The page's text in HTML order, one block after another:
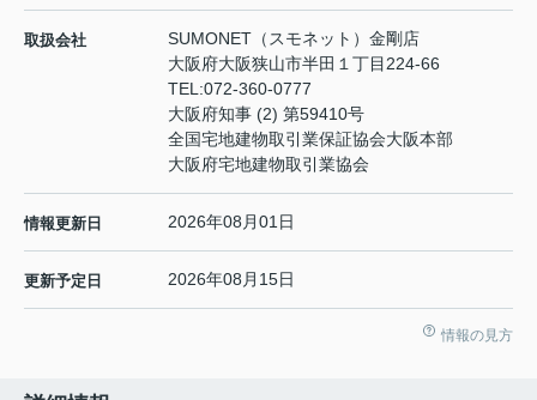
取扱会社
SUMONET（スモネット）金剛店
大阪府大阪狭山市半田１丁目224-66
TEL:072-360-0777
大阪府知事 (2) 第59410号
全国宅地建物取引業保証協会大阪本部
大阪府宅地建物取引業協会
情報更新日 2026年08月01日
更新予定日 2026年08月15日
情報の見方